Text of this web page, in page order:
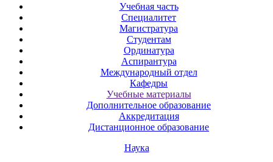
Учебная часть
Специалитет
Магистратура
Студентам
Ординатура
Аспирантура
Международный отдел
Кафедры
Учебные материалы
Дополнительное образование
Аккредитация
Дистанционное образование
Наука